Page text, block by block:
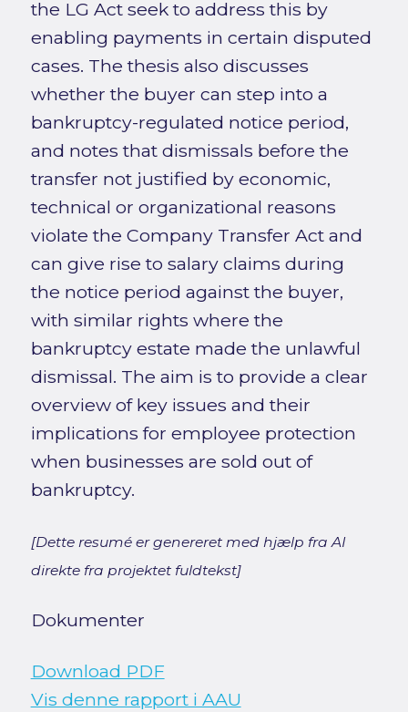
the LG Act seek to address this by
enabling payments in certain disputed
cases. The thesis also discusses
whether the buyer can step into a
bankruptcy-regulated notice period,
and notes that dismissals before the
transfer not justified by economic,
technical or organizational reasons
violate the Company Transfer Act and
can give rise to salary claims during
the notice period against the buyer,
with similar rights where the
bankruptcy estate made the unlawful
dismissal. The aim is to provide a clear
overview of key issues and their
implications for employee protection
when businesses are sold out of
bankruptcy.
[Dette resumé er genereret med hjælp fra AI
direkte fra projektet fuldtekst]
Dokumenter
Download PDF
Vis denne rapport i AAU